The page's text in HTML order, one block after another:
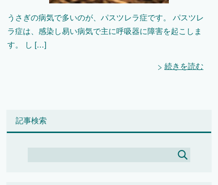
うさぎの病気で多いのが、パスツレラ症です。 パスツレ
ラ症は、感染し易い病気で主に呼吸器に障害を起こしま
す。 し […]
続きを読む
記事検索